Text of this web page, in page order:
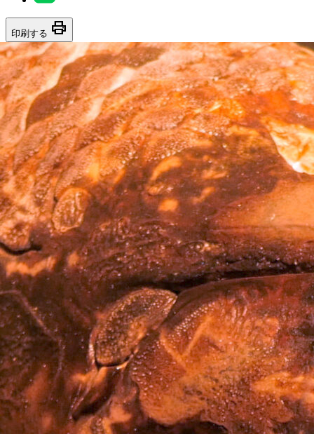
印刷する print